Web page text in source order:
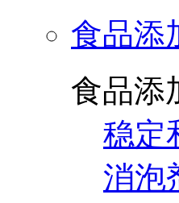
食品添
食品添
稳定
消泡